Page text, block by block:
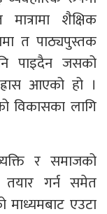
शैक्षिक
त पाठ्यपुस्तक
पाइदैन जसको
आएको हो ।
विकासका लागि
र समाजको
तयार गर्न समेत
माध्यमबाट एउटा